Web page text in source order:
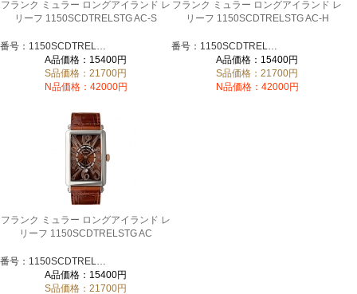
フランク ミュラー ロングアイランド レ
リーフ 1150SCDTRELSTG AC-S
A品価格：15400円
S品価格：21700円
N品価格：42000円
フランク ミュラー ロングアイランド レ
リーフ 1150SCDTRELSTG AC-H
A品価格：15400円
S品価格：21700円
N品価格：42000円
フランク ミュラー ロングアイランド レ
リーフ 1150SCDTRELSTG AC
A品価格：15400円
S品価格：21700円